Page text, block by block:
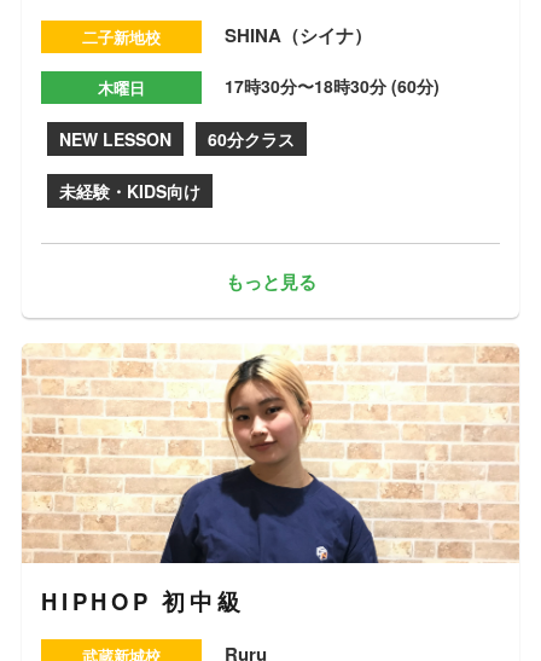
二子新地校 SHINA（シイナ）
木曜日 17時30分〜18時30分 (60分)
NEW LESSON 60分クラス
未経験・KIDS向け
もっと見る
HIPHOP 初中級
武蔵新城校 Ruru